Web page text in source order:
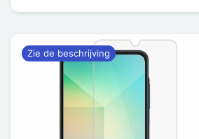
Zie de beschrijving